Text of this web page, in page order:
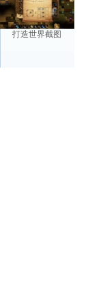
打造世界截图